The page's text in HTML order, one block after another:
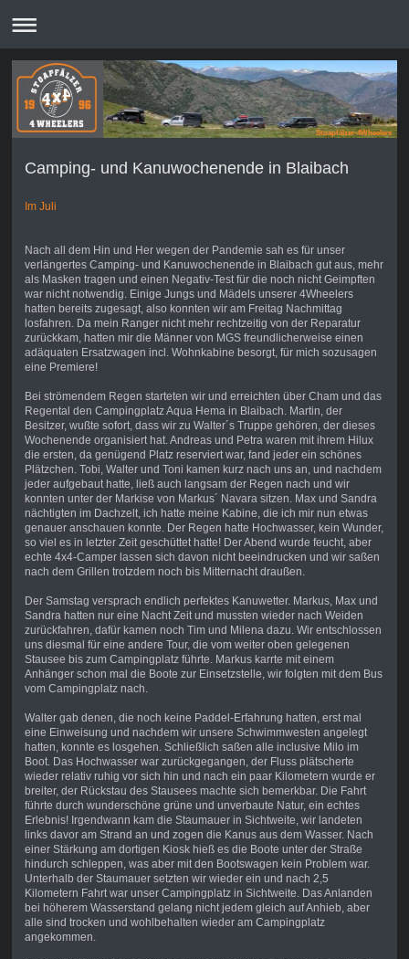
Stoapfälzer-4Wheelers
Camping- und Kanuwochenende in Blaibach
Im Juli
Nach all dem Hin und Her wegen der Pandemie sah es für unser
verlängertes Camping- und Kanuwochenende in Blaibach gut aus, mehr
als Masken tragen und einen Negativ-Test für die noch nicht Geimpften
war nicht notwendig. Einige Jungs und Mädels unserer 4Wheelers
hatten bereits zugesagt, also konnten wir am Freitag Nachmittag
losfahren. Da mein Ranger nicht mehr rechtzeitig von der Reparatur
zurückkam, hatten mir die Männer von MGS freundlicherweise einen
adäquaten Ersatzwagen incl. Wohnkabine besorgt, für mich sozusagen
eine Premiere!
Bei strömendem Regen starteten wir und erreichten über Cham und das
Regental den Campingplatz Aqua Hema in Blaibach. Martin, der
Besitzer, wußte sofort, dass wir zu Walter´s Truppe gehören, der dieses
Wochenende organisiert hat. Andreas und Petra waren mit ihrem Hilux
die ersten, da genügend Platz reserviert war, fand jeder ein schönes
Plätzchen. Tobi, Walter und Toni kamen kurz nach uns an, und nachdem
jeder aufgebaut hatte, ließ auch langsam der Regen nach und wir
konnten unter der Markise von Markus´ Navara sitzen. Max und Sandra
nächtigten im Dachzelt, ich hatte meine Kabine, die ich mir nun etwas
genauer anschauen konnte. Der Regen hatte Hochwasser, kein Wunder,
so viel es in letzter Zeit geschüttet hatte! Der Abend wurde feucht, aber
echte 4x4-Camper lassen sich davon nicht beeindrucken und wir saßen
nach dem Grillen trotzdem noch bis Mitternacht draußen.
Der Samstag versprach endlich perfektes Kanuwetter. Markus, Max und
Sandra hatten nur eine Nacht Zeit und mussten wieder nach Weiden
zurückfahren, dafür kamen noch Tim und Milena dazu. Wir entschlossen
uns diesmal für eine andere Tour, die vom weiter oben gelegenen
Stausee bis zum Campingplatz führte. Markus karrte mit einem
Anhänger schon mal die Boote zur Einsetzstelle, wir folgten mit dem Bus
vom Campingplatz nach.
Walter gab denen, die noch keine Paddel-Erfahrung hatten, erst mal
eine Einweisung und nachdem wir unsere Schwimmwesten angelegt
hatten, konnte es losgehen. Schließlich saßen alle inclusive Milo im
Boot. Das Hochwasser war zurückgegangen, der Fluss plätscherte
wieder relativ ruhig vor sich hin und nach ein paar Kilometern wurde er
breiter, der Rückstau des Stausees machte sich bemerkbar. Die Fahrt
führte durch wunderschöne grüne und unverbaute Natur, ein echtes
Erlebnis! Irgendwann kam die Staumauer in Sichtweite, wir landeten
links davor am Strand an und zogen die Kanus aus dem Wasser. Nach
einer Stärkung am dortigen Kiosk hieß es die Boote unter der Straße
hindurch schleppen, was aber mit den Bootswagen kein Problem war.
Unterhalb der Staumauer setzten wir wieder ein und nach 2,5
Kilometern Fahrt war unser Campingplatz in Sichtweite. Das Anlanden
bei höherem Wasserstand gelang nicht jedem gleich auf Anhieb, aber
alle sind trocken und wohlbehalten wieder am Campingplatz
angekommen.